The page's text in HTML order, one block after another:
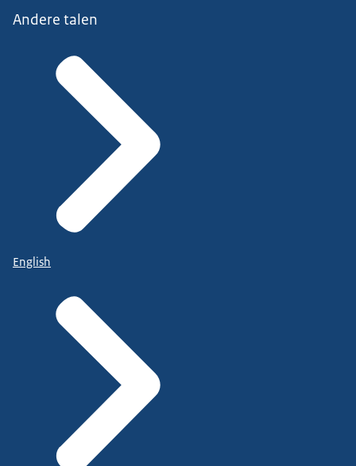
Andere talen
English